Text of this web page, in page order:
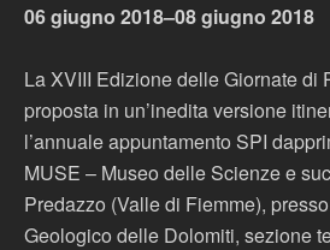
06 giugno 2018–08 giugno 2018
La XVIII Edizione delle Giornate di
proposta in un’inedita versione
l’annuale appuntamento SPI
MUSE – Museo delle Scienze e
Predazzo (Valle di Fiemme),
Geologico delle Dolomiti, sezione